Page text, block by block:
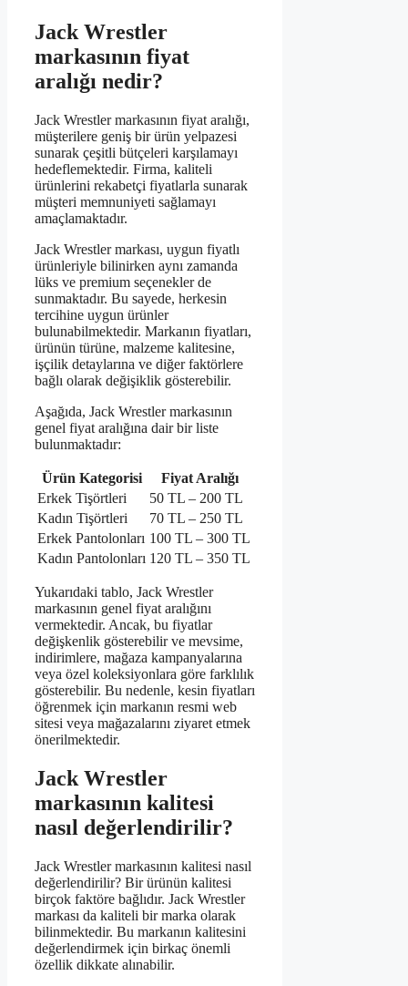
Jack Wrestler
markasının fiyat
aralığı nedir?
Jack Wrestler markasının fiyat aralığı,
müşterilere geniş bir ürün yelpazesi
sunarak çeşitli bütçeleri karşılamayı
hedeflemektedir. Firma, kaliteli
ürünlerini rekabetçi fiyatlarla sunarak
müşteri memnuniyeti sağlamayı
amaçlamaktadır.
Jack Wrestler markası, uygun fiyatlı
ürünleriyle bilinirken aynı zamanda
lüks ve premium seçenekler de
sunmaktadır. Bu sayede, herkesin
tercihine uygun ürünler
bulunabilmektedir. Markanın fiyatları,
ürünün türüne, malzeme kalitesine,
işçilik detaylarına ve diğer faktörlere
bağlı olarak değişiklik gösterebilir.
Aşağıda, Jack Wrestler markasının
genel fiyat aralığına dair bir liste
bulunmaktadır:
Ürün Kategorisi
Fiyat Aralığı
Erkek Tişörtleri
50 TL – 200 TL
Kadın Tişörtleri
70 TL – 250 TL
Erkek Pantolonları 100 TL – 300 TL
Kadın Pantolonları 120 TL – 350 TL
Yukarıdaki tablo, Jack Wrestler
markasının genel fiyat aralığını
vermektedir. Ancak, bu fiyatlar
değişkenlik gösterebilir ve mevsime,
indirimlere, mağaza kampanyalarına
veya özel koleksiyonlara göre farklılık
gösterebilir. Bu nedenle, kesin fiyatları
öğrenmek için markanın resmi web
sitesi veya mağazalarını ziyaret etmek
önerilmektedir.
Jack Wrestler
markasının kalitesi
nasıl değerlendirilir?
Jack Wrestler markasının kalitesi nasıl
değerlendirilir? Bir ürünün kalitesi
birçok faktöre bağlıdır. Jack Wrestler
markası da kaliteli bir marka olarak
bilinmektedir. Bu markanın kalitesini
değerlendirmek için birkaç önemli
özellik dikkate alınabilir.